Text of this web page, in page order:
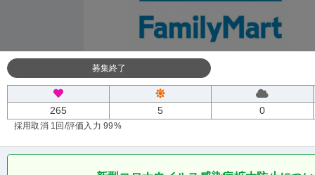
募集終了
265 5 0
採用取消 1回 /評価入力 99%